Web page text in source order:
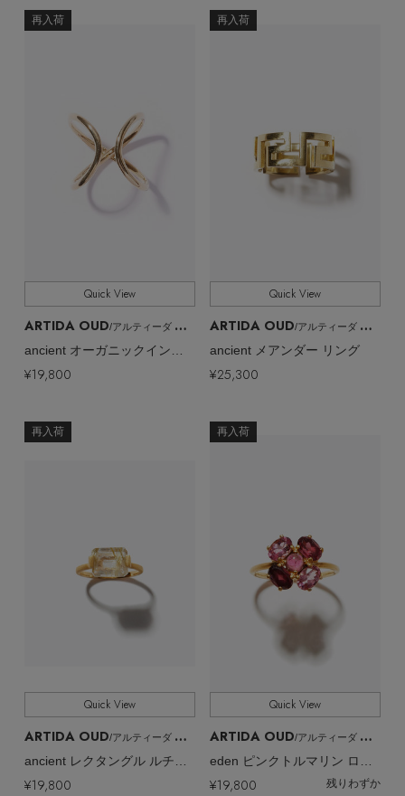
Stay in the Loop
再入荷
Quick View
ARTIDA OUD/アルティーダ ウード
¥19,800
再入荷
Quick View
ARTIDA OUD/アルティーダ ウード
ancient メアンダー リング
¥25,300
再入荷
Quick View
ARTIDA OUD/アルティーダ ウード
¥19,800
再入荷
Quick View
ARTIDA OUD/アルティーダ ウード
¥19,800 残りわずか